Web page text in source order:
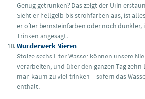
Genug getrunken? Das zeigt der Urin
Sieht er hellgelb bis strohfarben aus, ist
er öfter bernsteinfarben oder noch dunkler,
Trinken angesagt.
Wunderwerk Nieren
Stolze sechs Liter Wasser können unsere
verarbeiten, und über den ganzen Tag zehn
man kaum zu viel trinken – sofern das
enthält.